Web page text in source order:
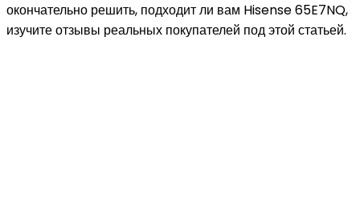
окончательно решить, подходит ли вам Hisense 65E7NQ,
изучите отзывы реальных покупателей под этой статьей.